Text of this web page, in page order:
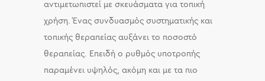
αντιμετωπιστεί με σκευάσματα για τοπική
χρήση. Ένας συνδυασμός συστηματικής και
τοπικής θεραπείας αυξάνει το ποσοστό
θεραπείας. Επειδή ο ρυθμός υποτροπής
παραμένει υψηλός, ακόμη και με τα πιο